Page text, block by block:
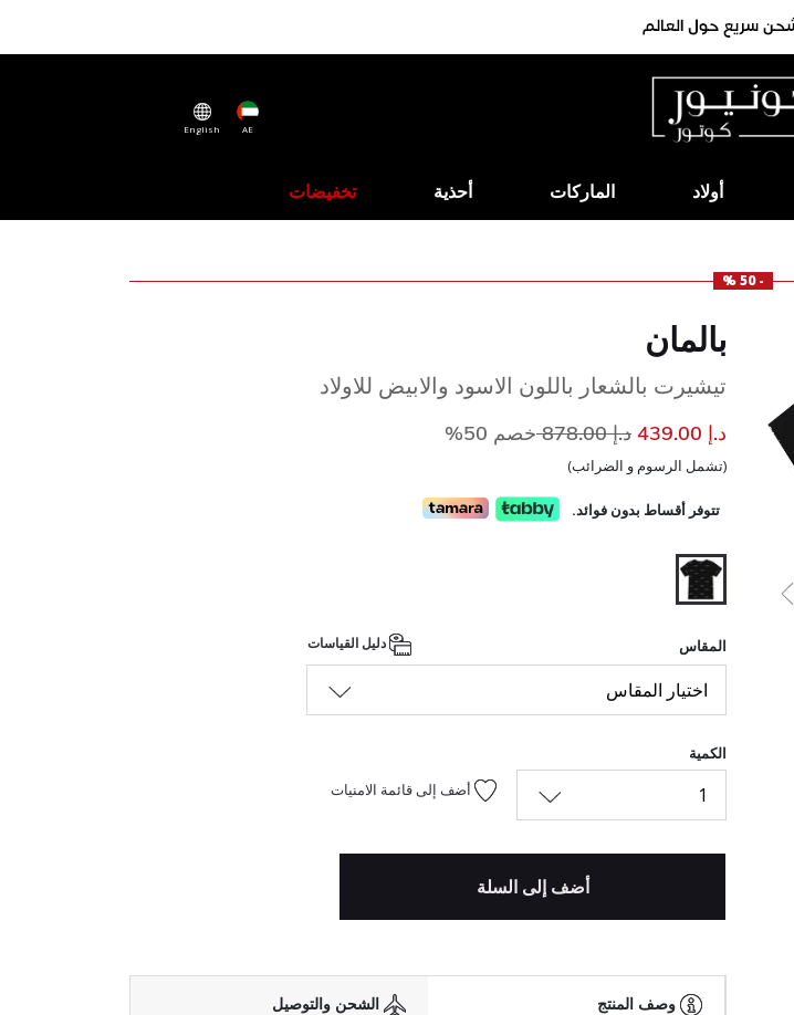
AE
English
أولاد الماركات أحذية تخفيضات
- 50 %
السابق
بالمان
تيشيرت بالشعار باللون الاسود والابيض للاولاد
د.إ 439.00 سعر مخفض مند.إ 878.00 إلى
خصم 50%
(تشمل الرسوم و الضرائب)
تتوفر أقساط بدون فوائد.
المقاس
اختيار المقاس
الكمية
1 أضف إلى قائمة الامنيات
أضف إلى السلة
وصف المنتج الشحن والتوصيل